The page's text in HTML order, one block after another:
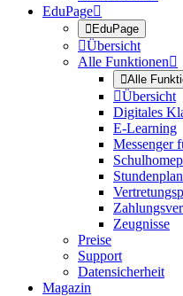
EduPage
EduPage
Übersicht
Alle Funktionen
Alle
Übersicht
Digitales
E-Learning
Messenger
Zeugnisse
Preise
Support
Datensicherheit
Magazin